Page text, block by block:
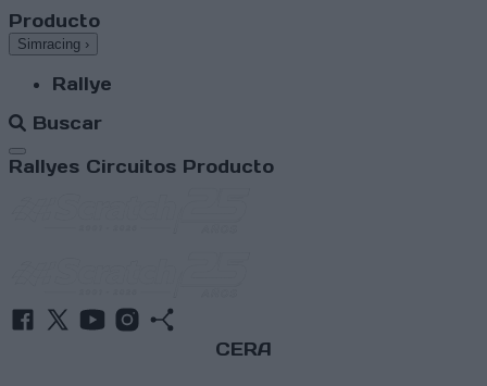
Producto
Simracing ›
Rallye
Buscar
Abrir menú
Rallyes Circuitos Producto
CERA